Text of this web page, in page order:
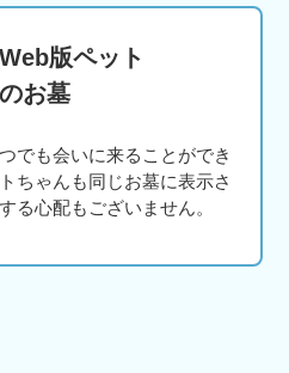
Web版ペット
のお墓
でも会いに来ることができ
ちゃんも同じお墓に表示さ
る心配もございません。